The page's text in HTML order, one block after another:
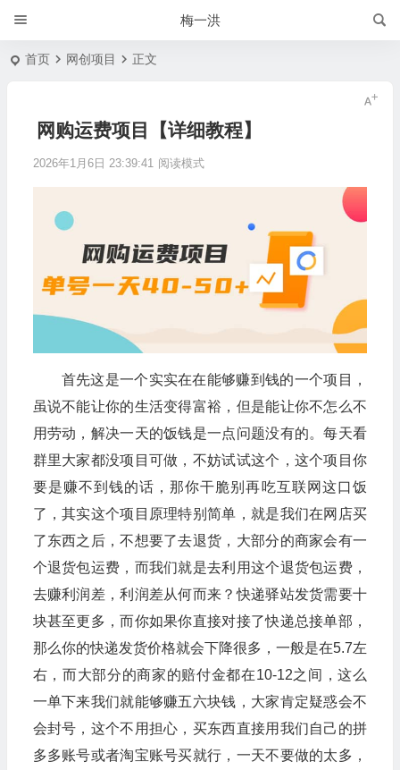
梅一洪
首页 网创项目 正文
网购运费项目【详细教程】
2026年1月6日 23:39:41 阅读模式
首先这是一个实实在在能够赚到钱的一个项目，
虽说不能让你的生活变得富裕，但是能让你不怎么不
用劳动，解决一天的饭钱是一点问题没有的。每天看
群里大家都没项目可做，不妨试试这个，这个项目你
要是赚不到钱的话，那你干脆别再吃互联网这口饭
了，其实这个项目原理特别简单，就是我们在网店买
了东西之后，不想要了去退货，大部分的商家会有一
个退货包运费，而我们就是去利用这个退货包运费，
去赚利润差，利润差从何而来？快递驿站发货需要十
块甚至更多，而你如果你直接对接了快递总接单部，
那么你的快递发货价格就会下降很多，一般是在5.7左
右，而大部分的商家的赔付金都在10-12之间，这么
一单下来我们就能够赚五六块钱，大家肯定疑惑会不
会封号，这个不用担心，买东西直接用我们自己的拼
多多账号或者淘宝账号买就行，一天不要做的太多，